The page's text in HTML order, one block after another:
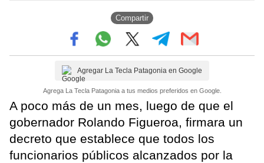
Compartir
Agregar La Tecla Patagonia en Google
Agrega La Tecla Patagonia a tus medios preferidos en Google.
A poco más de un mes, luego de que el
gobernador Rolando Figueroa, firmara un
decreto que establece que todos los
funcionarios públicos alcanzados por la